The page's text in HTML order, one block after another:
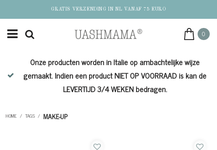
GRATIS VERZENDING IN NL VANAF 75 EURO
0
Onze producten worden in Italie op ambachtelijke wijze
gemaakt. Indien een product NIET OP VOORRAAD is kan de
LEVERTIJD 3/4 WEKEN bedragen.
HOME / TAGS / MAKE-UP